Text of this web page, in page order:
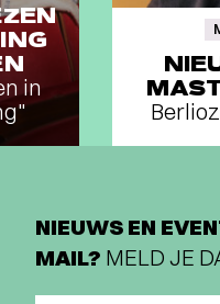
in
NIEUWS EN
MAIL? MELD JE